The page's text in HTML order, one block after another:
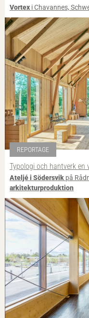
Vortex i Chavannes,
REPORTAGE
Typologi och hantverk en
Ateljé i Södersvik på
arkitekturproduktion